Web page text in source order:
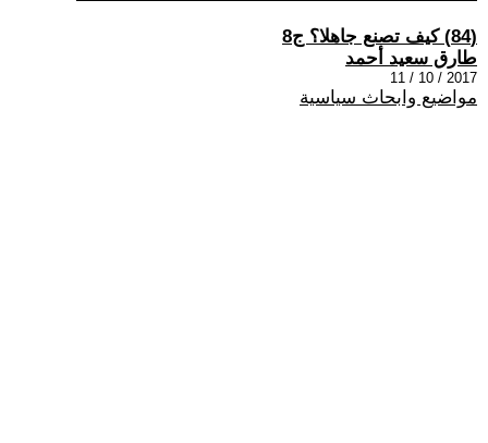
(84) كيف تصنع جاهلا؟ ج8
طارق سعيد أحمد
2017 / 10 / 11
مواضيع وابحاث سياسية